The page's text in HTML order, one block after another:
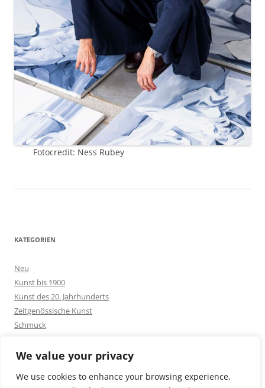
We value your privacy
We use cookies to enhance your browsing experience,
Fotocredit: Ness Rubey
KATEGORIEN
Neu
Kunst bis 1900
Kunst des 20. Jahrhunderts
Zeitgenössische Kunst
Schmuck
Silberschmuck
Sonstiges